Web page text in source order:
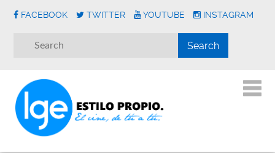
FACEBOOK TWITTER YOUTUBE INSTAGRAM